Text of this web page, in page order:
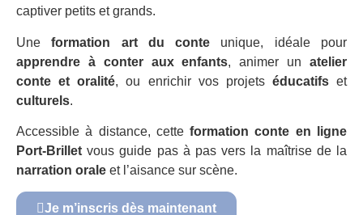
captiver petits et grands.
Uneformation art du conte unique, idéale pour
apprendre à conter aux enfants, animer unatelier
conte et oralité, ou enrichir vos projets éducatifset
culturels.
Accessible à distance, cetteformation conte en ligne
Port-Brillet vous guide pas à pas vers la maîtrise de la
narration orale et l’aisance sur scène.
Je m’inscris dès maintenant